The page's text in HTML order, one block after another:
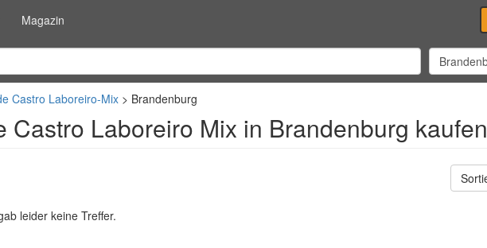
Magazin
Castro Laboreiro-Mix Brandenburg
Castro Laboreiro Mix in Brandenburg kaufen
leider keine Treffer.